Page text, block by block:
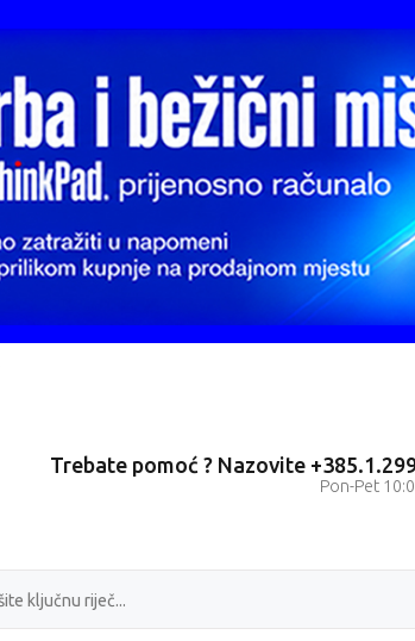
Trebate pomoć ? Nazovite
Pon-Pet